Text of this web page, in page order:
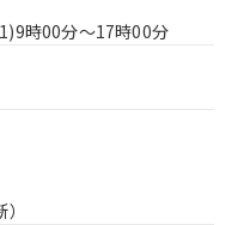
時00分〜17時00分